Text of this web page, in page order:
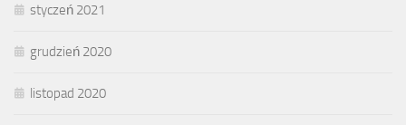
styczeń 2021
grudzień 2020
listopad 2020